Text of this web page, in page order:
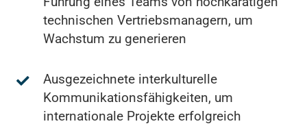
technischen Vertriebsmanagern, um
Wachstum zu generieren
Ausgezeichnete interkulturelle
Kommunikationsfähigkeiten, um
internationale Projekte erfolgreich